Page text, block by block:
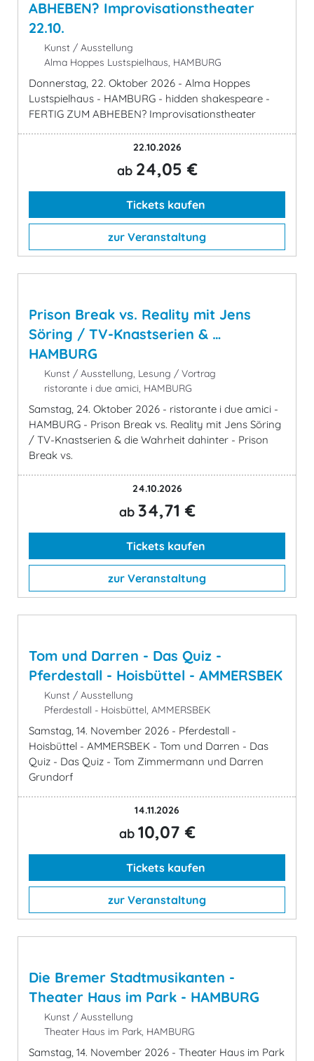
ABHEBEN? Improvisationstheater
22.10.
Kunst / Ausstellung
Alma Hoppes Lustspielhaus, HAMBURG
Donnerstag, 22. Oktober 2026 - Alma Hoppes
Lustspielhaus - HAMBURG - hidden shakespeare -
FERTIG ZUM ABHEBEN? Improvisationstheater
22.10.2026
ab 24,05 €
Tickets kaufen
zur Veranstaltung
Prison Break vs. Reality mit Jens
Söring / TV-Knastserien & …
HAMBURG
Kunst / Ausstellung, Lesung / Vortrag
ristorante i due amici, HAMBURG
Samstag, 24. Oktober 2026 - ristorante i due amici -
HAMBURG - Prison Break vs. Reality mit Jens Söring
/ TV-Knastserien & die Wahrheit dahinter - Prison
Break vs.
24.10.2026
ab 34,71 €
Tickets kaufen
zur Veranstaltung
Tom und Darren - Das Quiz -
Pferdestall - Hoisbüttel - AMMERSBEK
Kunst / Ausstellung
Pferdestall - Hoisbüttel, AMMERSBEK
Samstag, 14. November 2026 - Pferdestall -
Hoisbüttel - AMMERSBEK - Tom und Darren - Das
Quiz - Das Quiz - Tom Zimmermann und Darren
Grundorf
14.11.2026
ab 10,07 €
Tickets kaufen
zur Veranstaltung
Die Bremer Stadtmusikanten -
Theater Haus im Park - HAMBURG
Kunst / Ausstellung
Theater Haus im Park, HAMBURG
Samstag, 14. November 2026 - Theater Haus im Park